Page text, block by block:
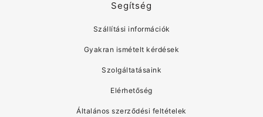
Segítség
Szállítási információk
Gyakran ismételt kérdések
Szolgáltatásaink
Elérhetőség
Általános szerződési feltételek